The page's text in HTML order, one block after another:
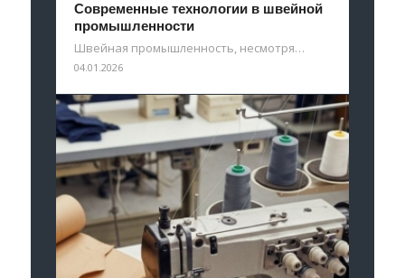
Современные технологии в швейной
промышленности
Швейная промышленность, несмотря…
04.01.2026